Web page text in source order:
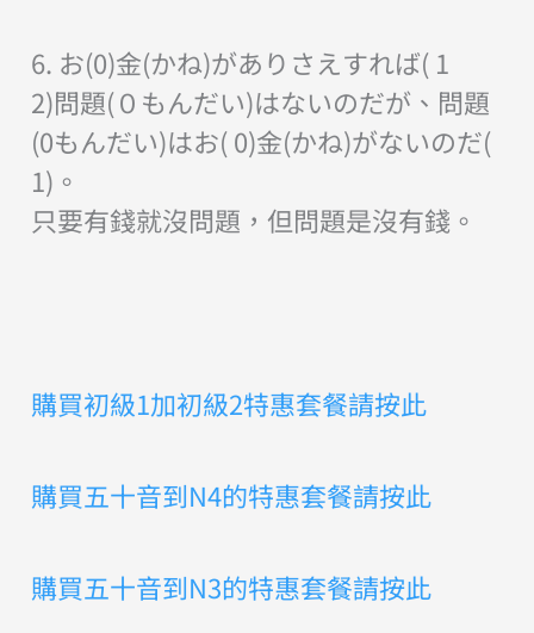
6. お(0)金(かね)がありさえすれば( 1
2)問題(０もんだい)はないのだが、問題
(0もんだい)はお( 0)金(かね)がないのだ(
1)。
只要有錢就沒問題，但問題是沒有錢。
購買初級1加初級2特惠套餐請按此
購買五十音到N4的特惠套餐請按此
購買五十音到N3的特惠套餐請按此